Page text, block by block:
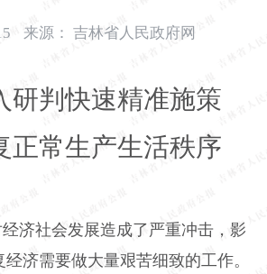
来源： 吉林省人民政府网
研判快速精准施策
正常生产生活秩序
济社会发展造成了严重冲击，影
济需要做大量艰苦细致的工作。